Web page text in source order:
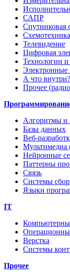
САПР
Спутниковая
Схемотехника
Телевидение
Цифровая
Технологии
Электронные
А что внутри?
Прочее
Алгоритмы и
Базы данных
Веб-
Мультимедиа
Нейронные
Паттерны
Связь
Системы
Языки
IT
Верстка
Системы
Прочее